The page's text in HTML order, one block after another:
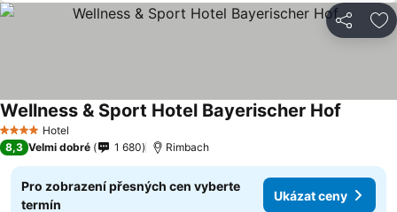
Sdílet
4 Počet hvězdiček
Hotel
Wellness & Sport Hotel Bayerischer Hof
8,3 Velmi dobré 1 680 Rimbach
Pro zobrazení přesných cen vyberte
termín
Ukázat ceny